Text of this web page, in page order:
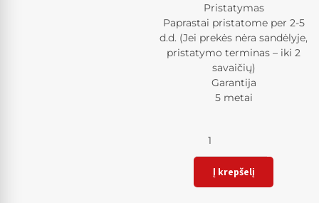
Pristatymas
Paprastai pristatome per 2-5
d.d. (Jei prekės nėra sandėlyje,
pristatymo terminas – iki 2
savaičių)
Garantija
5 metai
Į krepšelį